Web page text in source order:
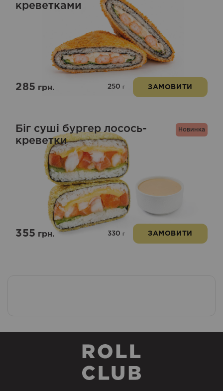
креветками
285грн. 250 г ЗАМОВИТИ
Новинка
Біг суші бургер лосось-
креветки
355грн. 330 г ЗАМОВИТИ